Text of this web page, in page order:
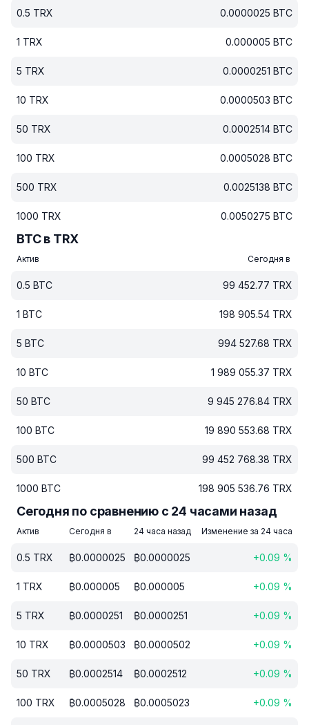
0.5 TRX 0.0000025 BTC
1 TRX 0.000005 BTC
5 TRX 0.0000251 BTC
10 TRX 0.0000503 BTC
50 TRX 0.0002514 BTC
100 TRX 0.0005028 BTC
500 TRX 0.0025138 BTC
1000 TRX 0.0050275 BTC
BTC в TRX
Актив Сегодня в
0.5 BTC 99 452.77 TRX
1 BTC 198 905.54 TRX
5 BTC 994 527.68 TRX
10 BTC 1 989 055.37 TRX
50 BTC 9 945 276.84 TRX
100 BTC 19 890 553.68 TRX
500 BTC 99 452 768.38 TRX
1000 BTC 198 905 536.76 TRX
Сегодня по сравнению с 24 часами назад
Актив Сегодня в 24 часа назад Изменение за 24 часа
0.5 TRX ₿0.0000025 ₿0.0000025 +0.09 %
1 TRX ₿0.000005 ₿0.000005 +0.09 %
5 TRX ₿0.0000251 ₿0.0000251 +0.09 %
10 TRX ₿0.0000503 ₿0.0000502 +0.09 %
50 TRX ₿0.0002514 ₿0.0002512 +0.09 %
100 TRX ₿0.0005028 ₿0.0005023 +0.09 %